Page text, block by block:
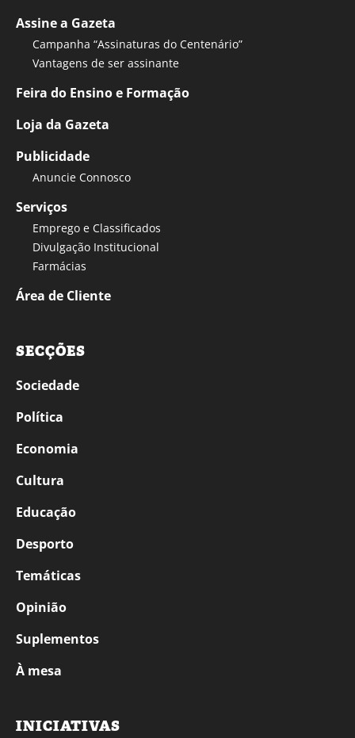
Assine a Gazeta
Campanha “Assinaturas do Centenário”
Vantagens de ser assinante
Feira do Ensino e Formação
Loja da Gazeta
Publicidade
Anuncie Connosco
Serviços
Emprego e Classificados
Divulgação Institucional
Farmácias
Área de Cliente
SECÇÕES
Sociedade
Política
Economia
Cultura
Educação
Desporto
Temáticas
Opinião
Suplementos
À mesa
INICIATIVAS